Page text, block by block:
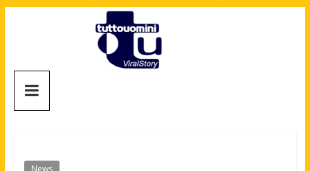
Tuttouomini
Motori,
News